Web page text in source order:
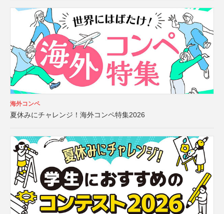
海外コンペ
夏休みにチャレンジ！海外コンペ特集2026